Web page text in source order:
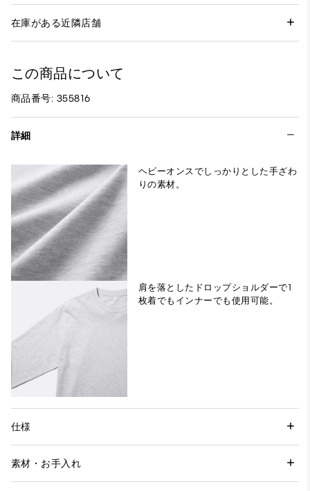
在庫がある近隣店舗
この商品について
商品番号: 355816
詳細
ヘビーオンスでしっかりとした手ざわ
りの素材。
肩を落としたドロップショルダーで1
枚着でもインナーでも使用可能。
仕様
素材・お手入れ